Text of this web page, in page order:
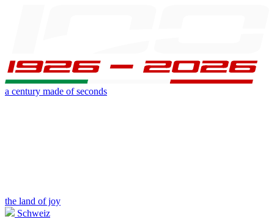
a century made of seconds
the land of joy
Schweiz